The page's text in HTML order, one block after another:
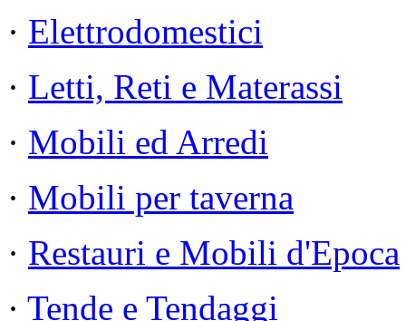
· Elettrodomestici
· Letti, Reti e Materassi
· Mobili ed Arredi
· Mobili per taverna
· Restauri e Mobili d'Epoca
· Tende e Tendaggi